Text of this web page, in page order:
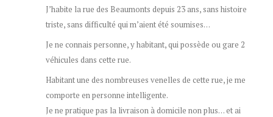
J’habite la rue des Beaumonts depuis 23 ans, sans histoire
triste, sans difficulté qui m’aient été soumises…
Je ne connais personne, y habitant, qui possède ou gare 2
véhicules dans cette rue.
Habitant une des nombreuses venelles de cette rue, je me
comporte en personne intelligente.
Je ne pratique pas la livraison à domicile non plus… et ai